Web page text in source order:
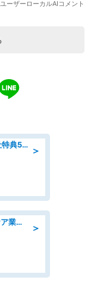
＞
2025年転職応援キャンペーン!入社特典58万円/デンソーで働こう!自動車工場で小型部品の検査業務 denso aichi
＞
08月開始/「土日祝休み」ヘルスケア業界の産業保健師/高時給/未経験OK/要資格:保健師、正看護師